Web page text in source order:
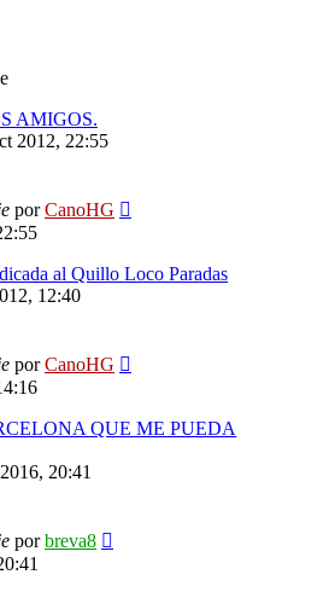
AMIGOS.
2012, 22:55
porCanoHG
al Quillo Loco Paradas
12:40
porCanoHG
QUE ME PUEDA
20:41
porbreva8